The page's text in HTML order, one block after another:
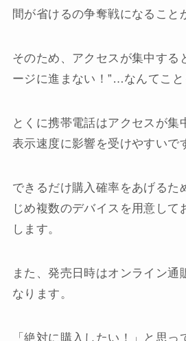
間が省けるの争奪戦になること
そのため、アクセスが集中する
ージに進まない！”…なんてこと
とくに携帯電話はアクセスが集
表示速度に影響を受けやすいで
できるだけ購入確率をあげるた
じめ複数のデバイスを用意して
します。
また、発売日時はオンライン通
なります。
「絶対に購入したい！」と思っ